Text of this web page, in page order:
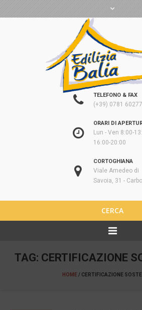
TELEFONO & FAX
(+39) 0781 60277
ORARI DI
Lun - Ven 8:00-
16:00-20:00
CORTOGHIANA
Viale Amedeo di
Savoia, 31 -
CERCA
TAG: CERTIFICAZIONE
HOME/ CERTIFICAZIONE